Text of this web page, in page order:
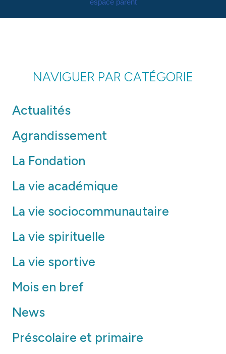
NAVIGUER PAR CATÉGORIE
Actualités
Agrandissement
La Fondation
La vie académique
La vie sociocommunautaire
La vie spirituelle
La vie sportive
Mois en bref
News
Préscolaire et primaire